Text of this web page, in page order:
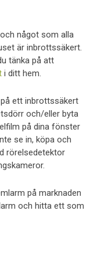
något som alla
är inbrottssäkert.
tänka på att
i ditt hem.
ett inbrottssäkert
och/eller byta
på dina fönster
se in, köpa och
rörelsedetektor
på marknaden
och hitta ett som